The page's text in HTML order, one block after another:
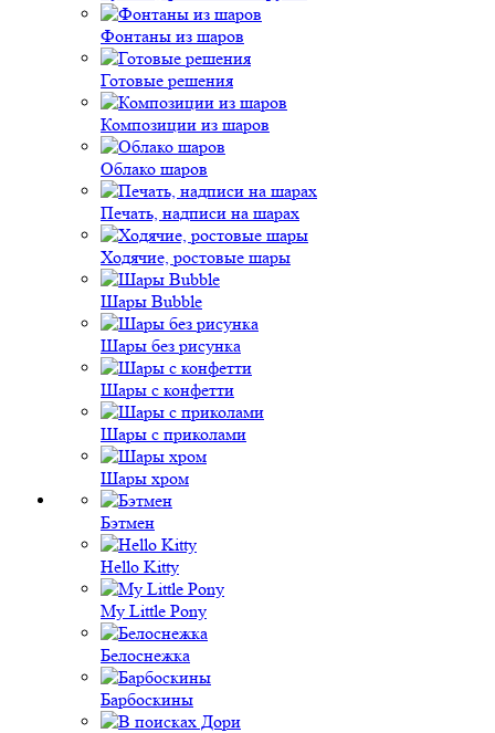
Фонтаны из шаров
Готовые решения
Композиции из шаров
Облако шаров
Печать, надписи на шарах
Ходячие, ростовые шары
Шары Bubble
Шары без рисунка
Шары с конфетти
Шары с приколами
Шары хром
Бэтмен
Hello Kitty
My Little Pony
Белоснежка
Барбоскины